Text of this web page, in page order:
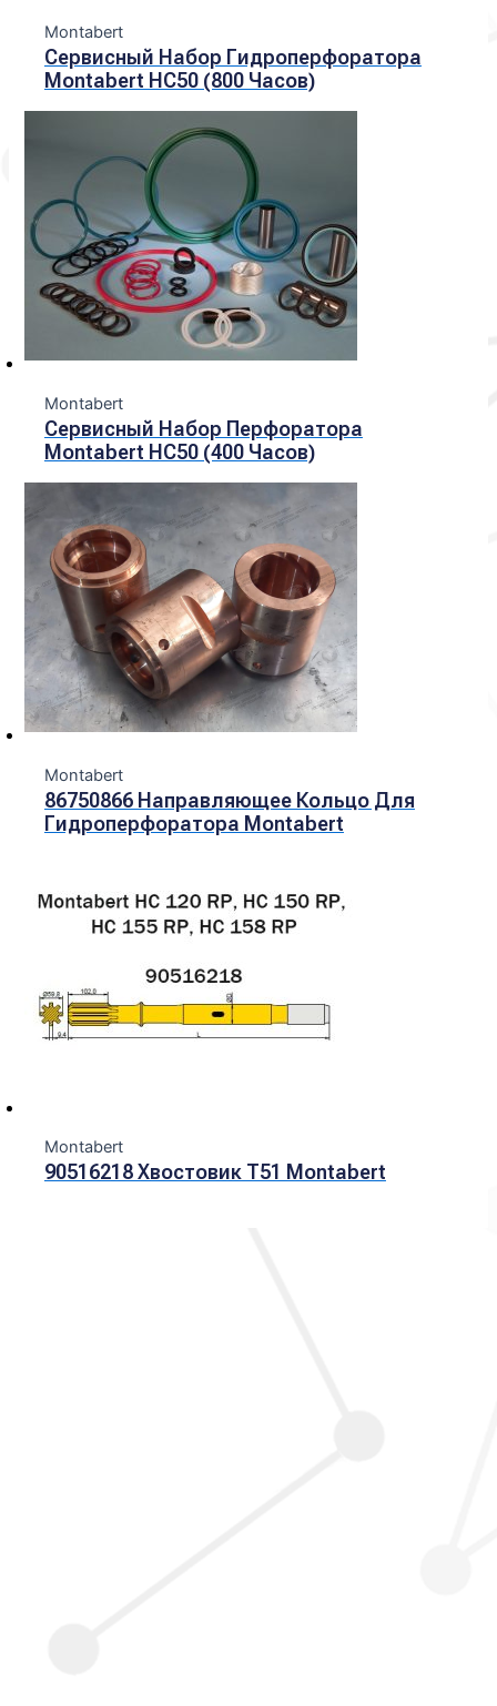
Montabert
Сервисный Набор Гидроперфоратора
Montabert HC50 (800 Часов)
Montabert
Сервисный Набор Перфоратора
Montabert HC50 (400 Часов)
Montabert
86750866 Направляющее Кольцо Для
Гидроперфоратора Montabert
Montabert
90516218 Хвостовик Т51 Montabert